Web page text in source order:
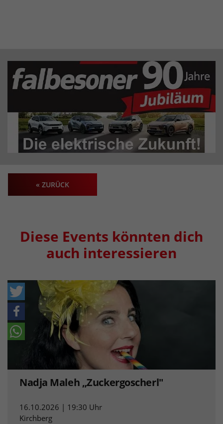
« ZURÜCK
Diese Events könnten dich
auch interessieren
Nadja Maleh „Zuckergoscherl"
16.10.2026 | 19:30 Uhr
Kirchberg